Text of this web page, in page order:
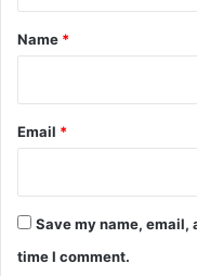
*
Name *
Email *
Save my name, email,
time I comment.